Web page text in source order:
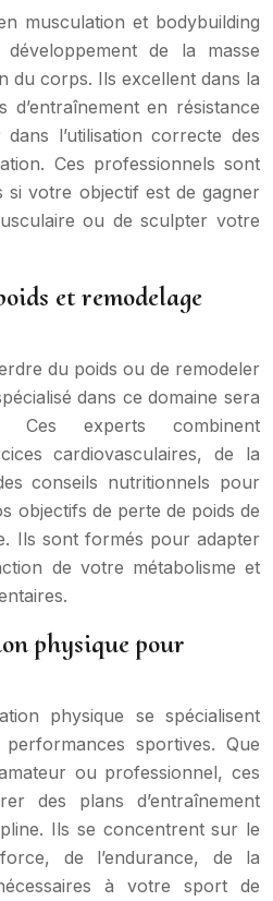
musculation et bodybuilding
de la masse
du corps. Ils excellent dans la
d’entraînement en résistance
l’utilisation correcte des
Ces professionnels sont
si votre objectif est de gagner
ou de sculpter votre
et remodelage
du poids ou de remodeler
dans ce domaine sera
Ces experts combinent
cardiovasculaires, de la
conseils nutritionnels pour
objectifs de perte de poids de
Ils sont formés pour adapter
de votre métabolisme et
physique pour
physique se spécialisent
performances sportives. Que
ou professionnel, ces
des plans d’entraînement
Ils se concentrent sur le
de l’endurance, de la
à votre sport de